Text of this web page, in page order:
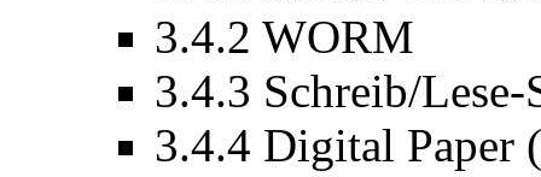
3.4.2 WORM
3.4.3 Schreib/Lese-
3.4.4 Digital Paper